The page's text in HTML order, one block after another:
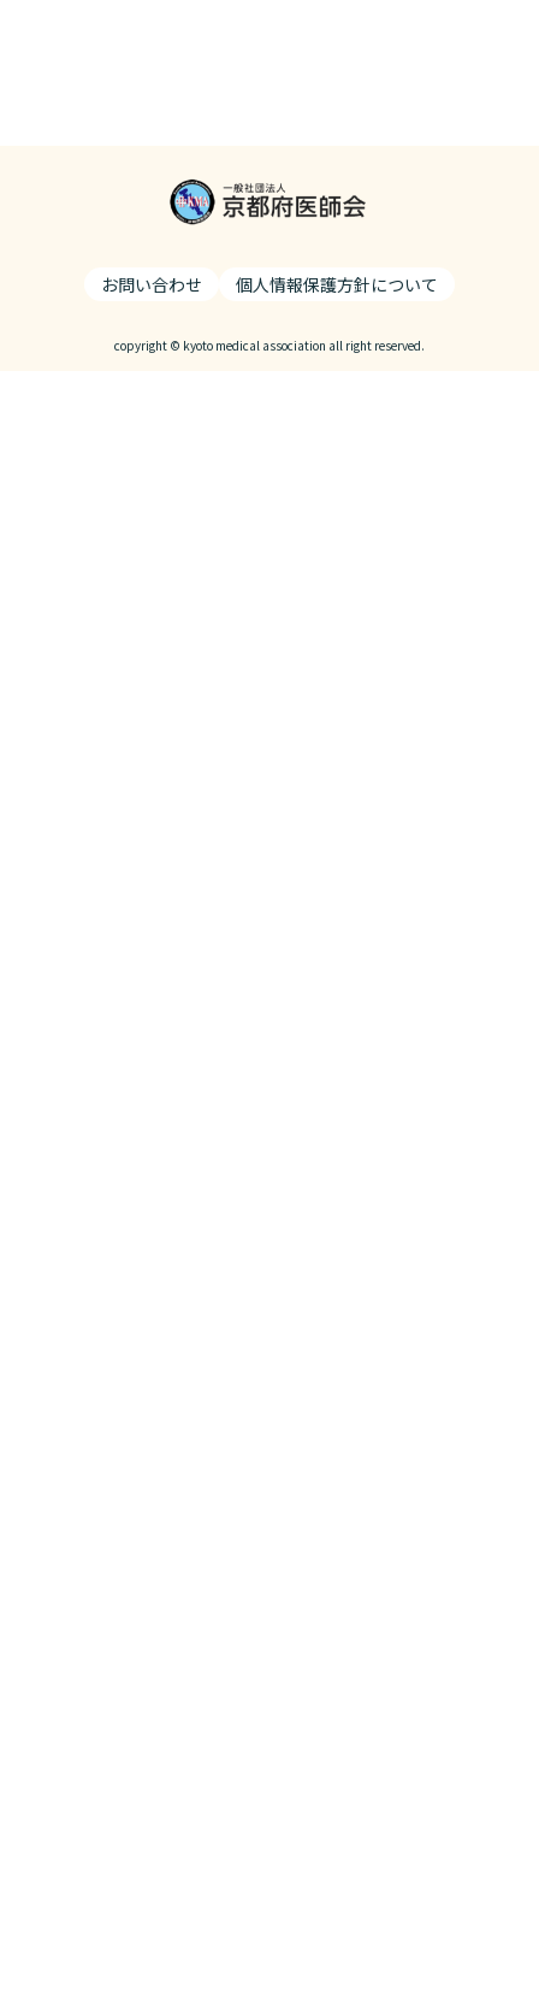
お問い合わせ 個人情報保護方針について
copyright © kyoto medical association all right reserved.